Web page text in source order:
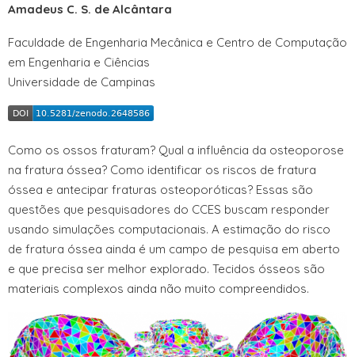
Amadeus C. S. de Alcântara
Faculdade de Engenharia Mecânica e Centro de Computação
em Engenharia e Ciências
Universidade de Campinas
Como os ossos fraturam? Qual a influência da osteoporose
na fratura óssea? Como identificar os riscos de fratura
óssea e antecipar fraturas osteoporóticas? Essas são
questões que pesquisadores do CCES buscam responder
usando simulações computacionais. A estimação do risco
de fratura óssea ainda é um campo de pesquisa em aberto
e que precisa ser melhor explorado. Tecidos ósseos são
materiais complexos ainda não muito compreendidos.